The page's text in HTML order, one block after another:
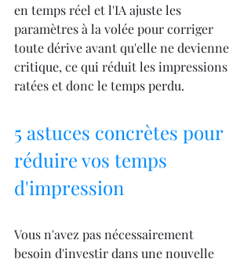
en temps réel et l'IA ajuste les
paramètres à la volée pour corriger
toute dérive avant qu'elle ne devienne
critique, ce qui réduit les impressions
ratées et donc le temps perdu.
5 astuces concrètes pour
réduire vos temps
d'impression
Vous n'avez pas nécessairement
besoin d'investir dans une nouvelle